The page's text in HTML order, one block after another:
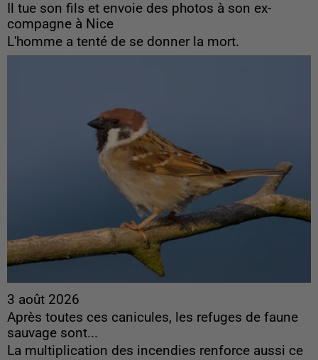
Il tue son fils et envoie des photos à son ex-
compagne à Nice
L'homme a tenté de se donner la mort.
3 août 2026
Après toutes ces canicules, les refuges de faune
sauvage sont...
La multiplication des incendies renforce aussi ce